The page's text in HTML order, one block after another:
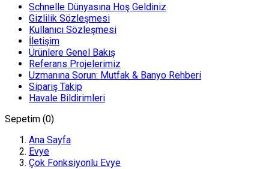
Schnelle Dünyasına Hoş Geldiniz
Gizlilik Sözleşmesi
Kullanıcı Sözleşmesi
İletişim
Ürünlere Genel Bakış
Referans Projelerimiz
Uzmanına Sorun: Mutfak & Banyo Rehberi
Sipariş Takip
Havale Bildirimleri
Sepetim (0)
Ana Sayfa
Evye
Çok Fonksiyonlu Evye